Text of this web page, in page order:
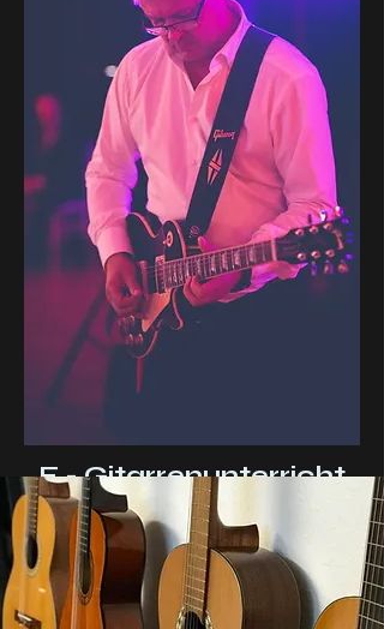
E - Gitarrenunterricht
E - Gitarrenunterricht